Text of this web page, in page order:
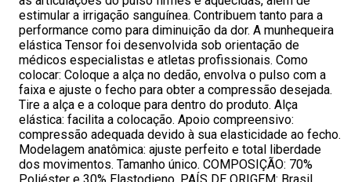
estimular a irrigação sanguínea. Contribuem tanto para a
performance como para diminuição da dor. A munhequeira
elástica Tensor foi desenvolvida sob orientação de
médicos especialistas e atletas profissionais. Como
colocar: Coloque a alça no dedão, envolva o pulso com a
faixa e ajuste o fecho para obter a compressão desejada.
Tire a alça e a coloque para dentro do produto. Alça
elástica: facilita a colocação. Apoio compreensivo:
compressão adequada devido à sua elasticidade ao fecho.
Modelagem anatômica: ajuste perfeito e total liberdade
dos movimentos. Tamanho único. COMPOSIÇÃO: 70%